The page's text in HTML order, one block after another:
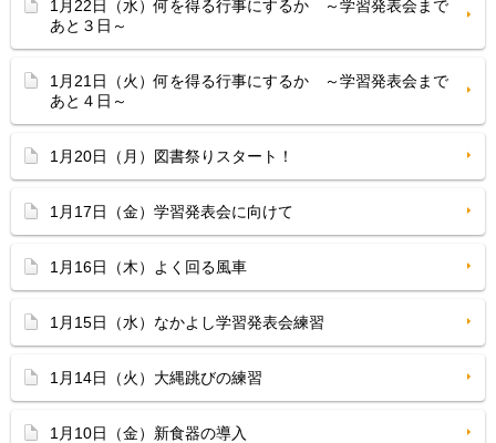
1月22日（水）何を得る行事にするか ～学習発表会まで
あと３日～
1月21日（火）何を得る行事にするか ～学習発表会まで
あと４日～
1月20日（月）図書祭りスタート！
1月17日（金）学習発表会に向けて
1月16日（木）よく回る風車
1月15日（水）なかよし学習発表会練習
1月14日（火）大縄跳びの練習
1月10日（金）新食器の導入